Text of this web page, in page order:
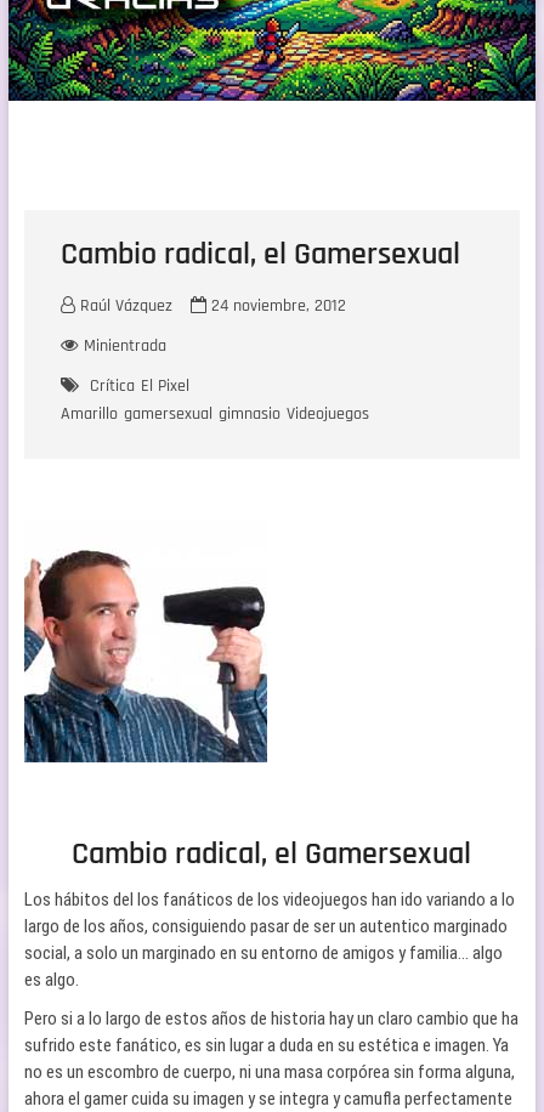
Cambio radical, el Gamersexual
Raúl Vázquez
24 noviembre, 2012
Minientrada
Crítica El Pixel
Amarillo gamersexual gimnasio Videojuegos
Cambio radical, el Gamersexual
Los hábitos del los fanáticos de los videojuegos han ido variando a lo
largo de los años, consiguiendo pasar de ser un autentico marginado
social, a solo un marginado en su entorno de amigos y familia… algo
es algo.
Pero si a lo largo de estos años de historia hay un claro cambio que ha
sufrido este fanático, es sin lugar a duda en su estética e imagen. Ya
no es un escombro de cuerpo, ni una masa corpórea sin forma alguna,
ahora el gamer cuida su imagen y se integra y camufla perfectamente